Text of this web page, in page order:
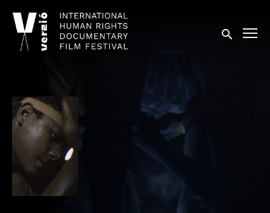
Kisegítő lehetőségek linkek
Keresés